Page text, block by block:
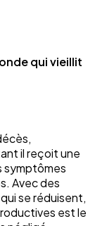
qui vieillit
il reçoit une
symptômes
Avec des
se réduisent,
est le